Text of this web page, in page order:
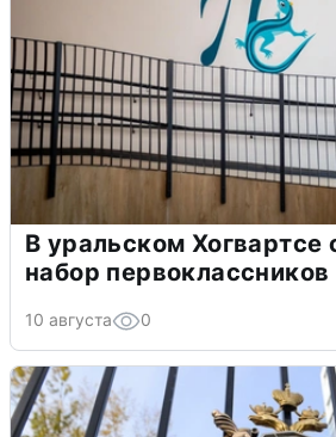
В уральском Хогвартсе
набор первоклассников
10 августа 0